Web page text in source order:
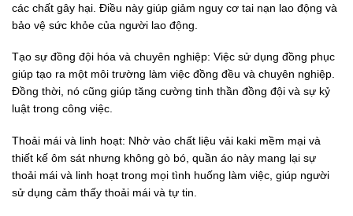
các chất gây hại. Điều này giúp giảm nguy cơ tai nạn lao động và
bảo vệ sức khỏe của người lao động.
Tạo sự đồng đội hóa và chuyên nghiệp: Việc sử dụng đồng phục
giúp tạo ra một môi trường làm việc đồng đều và chuyên nghiệp.
Đồng thời, nó cũng giúp tăng cường tinh thần đồng đội và sự kỷ
luật trong công việc.
Thoải mái và linh hoạt: Nhờ vào chất liệu vải kaki mềm mại và
thiết kế ôm sát nhưng không gò bó, quần áo này mang lại sự
thoải mái và linh hoạt trong mọi tình huống làm việc, giúp người
sử dụng cảm thấy thoải mái và tự tin.